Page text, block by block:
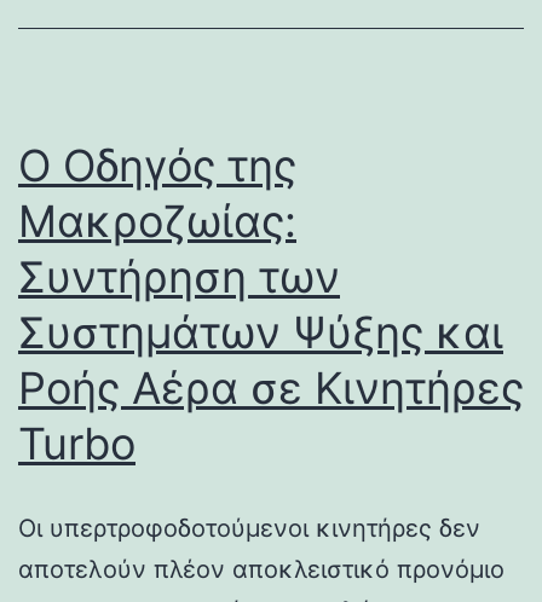
Ο Οδηγός της
Μακροζωίας:
Συντήρηση των
Συστημάτων Ψύξης και
Ροής Αέρα σε Κινητήρες
Turbo
Οι υπερτροφοδοτούμενοι κινητήρες δεν
αποτελούν πλέον αποκλειστικό προνόμιο